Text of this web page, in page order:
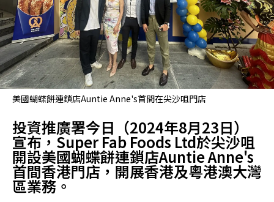
美國蝴蝶餅連鎖店Auntie Anne's首間在尖沙咀門店
投資推廣署今日（2024年8月23日）
宣布，Super Fab Foods Ltd於尖沙咀
開設美國蝴蝶餅連鎖店Auntie Anne's
首間香港門店，開展香港及粵港澳大灣
區業務。